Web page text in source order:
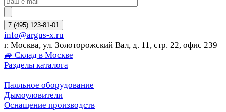
7 (495) 123-81-01
info@argus-x.ru
г. Москва, ул. Золоторожский Вал, д. 11, стр. 22, офис 239
🚙 Склад в Москве
Разделы каталога
Паяльное оборудование
Дымоуловители
Оснащение производств